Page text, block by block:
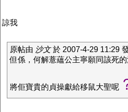
諒我
原帖由 沙文於 2007-4-29 11:29
但係，何解薏蘊公主寧願同該死
將佢寶貴的貞操獻給移鼠大聖呢